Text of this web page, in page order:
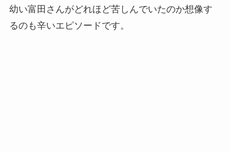
幼い富田さんがどれほど苦しんでいたのか想像す
るのも辛いエピソードです。